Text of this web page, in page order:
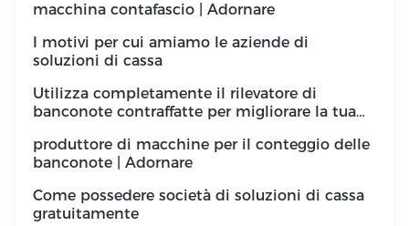
macchina contafascio | Adornare
I motivi per cui amiamo le aziende di
soluzioni di cassa
Utilizza completamente il rilevatore di
banconote contraffatte per migliorare la tua
produttore di macchine per il conteggio delle
banconote | Adornare
Come possedere società di soluzioni di cassa
gratuitamente